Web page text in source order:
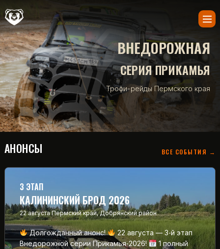
ВНЕДОРОЖНАЯ
СЕРИЯ ПРИКАМЬЯ
Трофи-рейды Пермского края
АНОНСЫ ВСЕ СОБЫТИЯ →
3 ЭТАП
КАЛИНИНСКИЙ БРОД 2026
22 августа Пермский край, Добрянский район
Долгожданный анонс!
22 августа — 3‑й этап
Внедорожной серии Прикамья‑2026!
1 полный